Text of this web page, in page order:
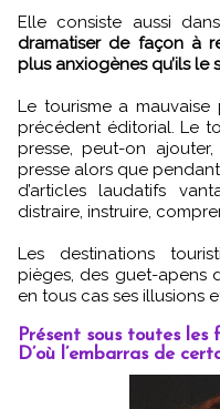
Elle consiste aussi
dramatiser de façon à
plus anxiogènes qu’ils le
Le tourisme a
précédent éditorial. Le
presse, peut-on
presse alors que
d’articles laudatifs
distraire, instruire,
Les destinations
pièges, des guet-apens
en tous cas ses illusions
Présent sous toutes
D’où l’embarras de